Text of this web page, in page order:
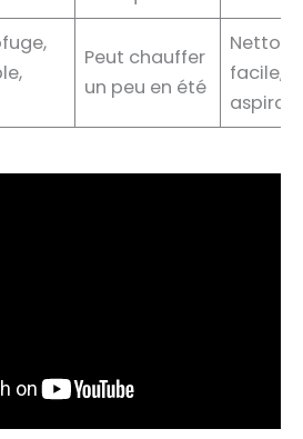
Peut chauffer
un peu en été
facile,